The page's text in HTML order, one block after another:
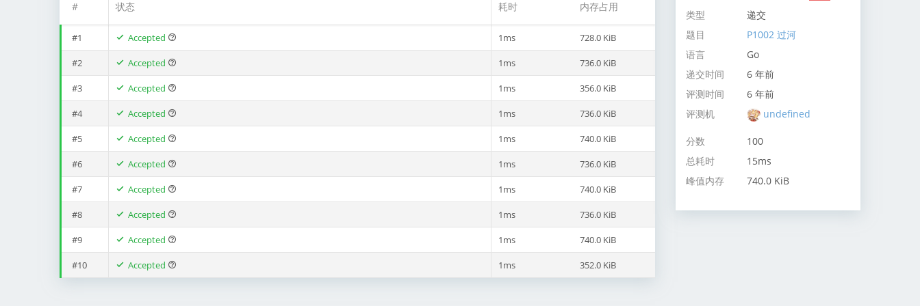
# 状态 耗时 内存占用
#1 Accepted 1ms 728.0 KiB
#2 Accepted 1ms 736.0 KiB
#3 Accepted 1ms 356.0 KiB
#4 Accepted 1ms 736.0 KiB
#5 Accepted 1ms 740.0 KiB
#6 Accepted 1ms 736.0 KiB
#7 Accepted 1ms 740.0 KiB
#8 Accepted 1ms 736.0 KiB
#9 Accepted 1ms 740.0 KiB
#10 Accepted 1ms 352.0 KiB
类型
递交
题目
P1002 过河
语言
Go
递交时间
6 年前
评测时间
6 年前
评测机
undefined
分数
100
总耗时
15ms
峰值内存
740.0 KiB